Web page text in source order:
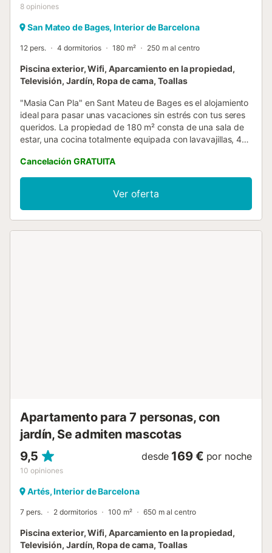
8 opiniones
San Mateo de Bages, Interior de Barcelona
12 pers. 4 dormitorios 180 m² 250 m al centro
Piscina exterior, Wifi, Aparcamiento en la propiedad,
Televisión, Jardín, Ropa de cama, Toallas
"Masia Can Pla" en Sant Mateu de Bages es el alojamiento
ideal para pasar unas vacaciones sin estrés con tus seres
queridos. La propiedad de 180 m² consta de una sala de
estar, una cocina totalmente equipada con lavavajillas, 4
personas. Los servicios adicionales incluyen Wi-Fi de alta
velocidad, ventilador, calefacción, lavadora y televisión. El
chalet cuenta con una zona exterior privada con piscina,
jardín y terraza cubierta. Hay aparcamiento disponible en
la propiedad. Hay aparcamiento gratuito disponible en la
Cancelación GRATUITA
Ver oferta
Apartamento para 7 personas, con
jardín, Se admiten mascotas
9,5
10 opiniones
desde 169 € por noche
Artés, Interior de Barcelona
7 pers. 2 dormitorios 100 m² 650 m al centro
Piscina exterior, Wifi, Aparcamiento en la propiedad,
Televisión, Jardín, Ropa de cama, Toallas